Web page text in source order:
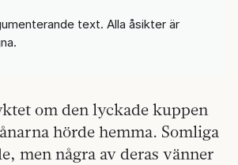
text. Alla åsikter är
om den lyckade kuppen
hörde hemma. Somliga
men några av deras vänner